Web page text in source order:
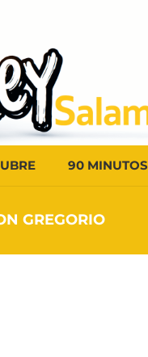
90 MINUTOS
GREGORIO